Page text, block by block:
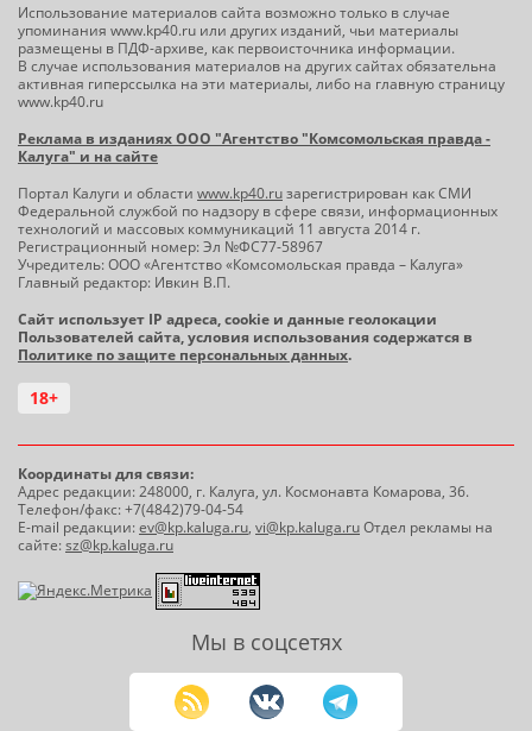
Использование материалов сайта возможно только в случае
упоминания www.kp40.ru или других изданий, чьи материалы
размещены в ПДФ-архиве, как первоисточника информации.
В случае использования материалов на других сайтах обязательна
активная гиперссылка на эти материалы, либо на главную страницу
www.kp40.ru
Реклама в изданиях ООО "Агентство "Комсомольская правда -
Калуга" и на сайте
Портал Калуги и области www.kp40.ruзарегистрирован как СМИ
Федеральной службой по надзору в сфере связи, информационных
технологий и массовых коммуникаций 11 августа 2014 г.
Регистрационный номер: Эл №ФС77-58967
Учредитель: ООО «Агентство «Комсомольская правда – Калуга»
Главный редактор: Ивкин В.П.
Сайт использует IP адреса, cookie и данные геолокации
Пользователей сайта, условия использования содержатся в
Политике по защите персональных данных.
18+
Координаты для связи:
Адрес редакции: 248000, г. Калуга, ул. Космонавта Комарова, 36.
Телефон/факс: +7(4842)79-04-54
E-mail редакции:ev@kp.kaluga.ru, vi@kp.kaluga.ruОтдел рекламы на
сайте:sz@kp.kaluga.ru
Мы в соцсетях